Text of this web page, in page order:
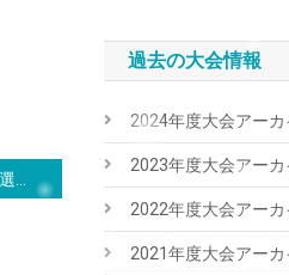
過去の大会情報
2024年度大会アーカ
2023年度大会アーカ
2022年度大会アーカ
2021年度大会アーカ